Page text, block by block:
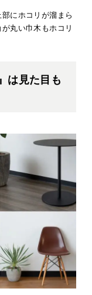
にホコリが溜まら
丸い巾木もホコリ
は見た目も